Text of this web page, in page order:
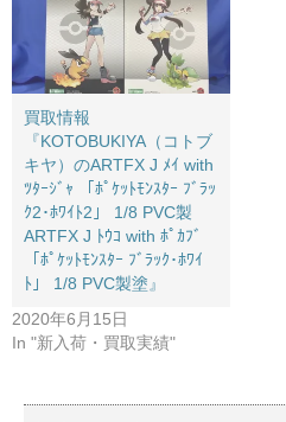
買取情報
『KOTOBUKIYA（コトブ
キヤ）のARTFX ​J ​ﾒｲ ​with ​
ﾂﾀｰｼﾞｬ ​「ﾎﾟｹｯﾄﾓﾝｽﾀｰ ​ﾌﾞﾗｯ
ｸ2･ﾎﾜｲﾄ2」 ​1/8 ​PVC製
ARTFX ​J ​ﾄｳｺ ​with ​ﾎﾟｶﾌﾞ ​
「ﾎﾟｹｯﾄﾓﾝｽﾀｰ ​ﾌﾞﾗｯｸ･ﾎﾜｲ
ﾄ」 ​1/8 ​PVC製塗』
2020年6月15日
In "新入荷・買取実績"